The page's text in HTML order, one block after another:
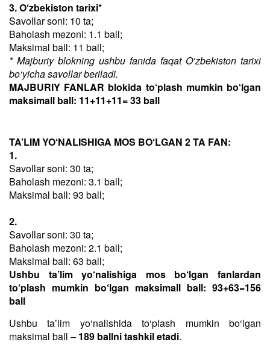
3. O‘zbekiston tarixi*
Savollar soni: 10 ta;
Baholash mezoni: 1.1 ball;
Maksimal ball: 11 ball;
* Majburiy blokning ushbu fanida faqat O‘zbekiston tarixi
bo‘yicha savollar beriladi.
MAJBURIY FANLAR blokida to‘plash mumkin bo‘lgan
maksimall ball: 11+11+11= 33 ball
TA’LIM YO‘NALISHIGA MOS BO‘LGAN 2 TA FAN:
1.
Savollar soni: 30 ta;
Baholash mezoni: 3.1 ball;
Maksimal ball: 93 ball;
2.
Savollar soni: 30 ta;
Baholash mezoni: 2.1 ball;
Maksimal ball: 63 ball;
Ushbu ta’lim yo‘nalishiga mos bo‘lgan fanlardan
to‘plash mumkin bo‘lgan maksimall ball: 93+63=156
ball
Ushbu taʼlim yo‘nalishida to‘plash mumkin bo‘lgan
maksimal ball – 189 ballni tashkil etadi.